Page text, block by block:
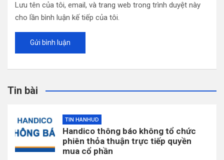
Lưu tên của tôi, email, và trang web trong trình duyệt này
cho lần bình luận kế tiếp của tôi.
Tin bài
TIN HANHUD
Handico thông báo không tổ chức
phiên thỏa thuận trực tiếp quyền
mua cổ phần